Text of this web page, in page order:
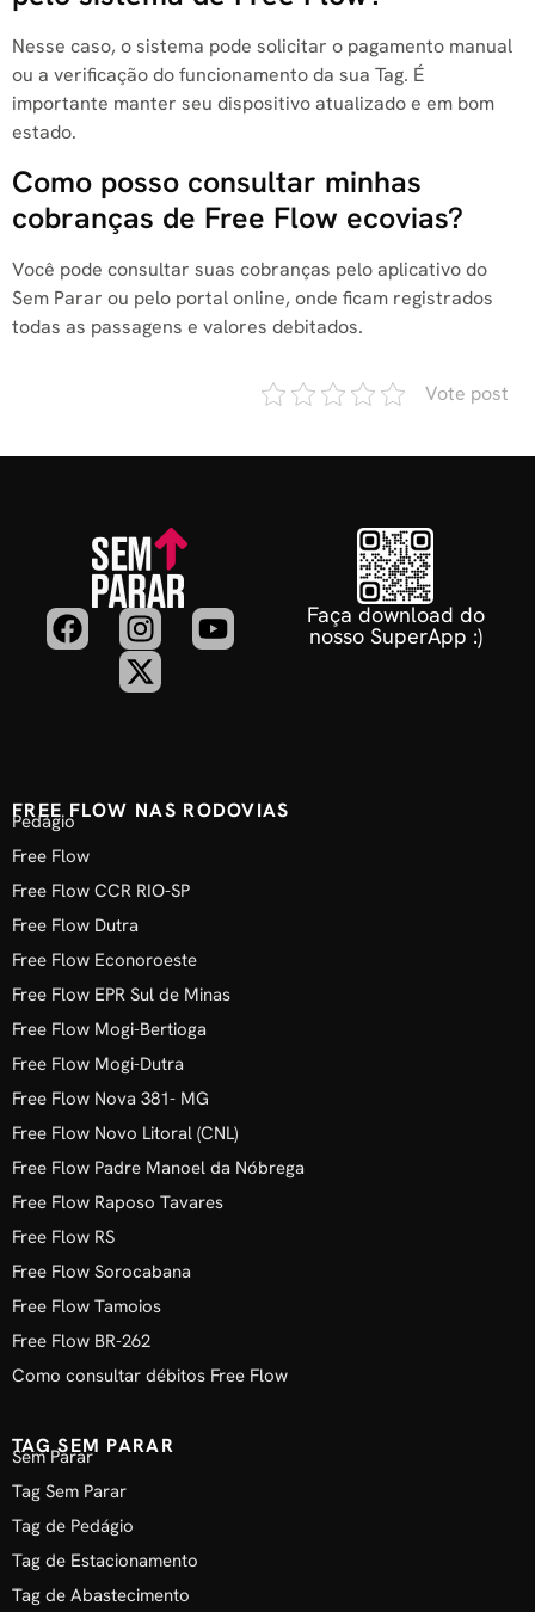
Nesse caso, o sistema pode solicitar o pagamento manual
ou a verificação do funcionamento da sua Tag. É
importante manter seu dispositivo atualizado e em bom
estado.
Como posso consultar minhas
cobranças de Free Flow ecovias?
Você pode consultar suas cobranças pelo aplicativo do
Sem Parar ou pelo portal online, onde ficam registrados
todas as passagens e valores debitados.
Vote post
Faça download do
nosso SuperApp :)
FREE FLOW NAS RODOVIAS
Pedágio
Free Flow
Free Flow CCR RIO-SP
Free Flow Dutra
Free Flow Econoroeste
Free Flow EPR Sul de Minas
Free Flow Mogi-Bertioga
Free Flow Mogi-Dutra
Free Flow Nova 381- MG
Free Flow Novo Litoral (CNL)
Free Flow Padre Manoel da Nóbrega
Free Flow Raposo Tavares
Free Flow RS
Free Flow Sorocabana
Free Flow Tamoios
Free Flow BR-262
Como consultar débitos Free Flow
TAG SEM PARAR
Sem Parar
Tag Sem Parar
Tag de Pedágio
Tag de Estacionamento
Tag de Abastecimento